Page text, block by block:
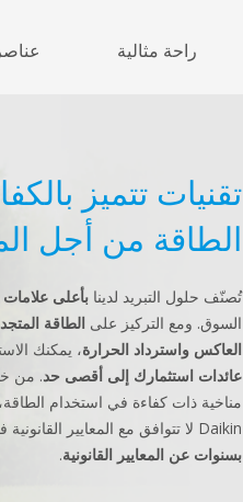
راحة مثالية
تقنيات تتميز
الطاقة من أجل
تُصنّف حلول التبريد لدينا بأعلى
السوق. ومع التركيز على الطاقة
العاكس واسترداد الحرارة، يمكنك
عائدات استثمارك إلى أقصى حد. من
مناخية ذات كفاءة في استخدام
Daikin لا تتوافق مع المعايير القانونية فحسب، بل هي أيضاً
بسنوات عن المعايير القانونية.